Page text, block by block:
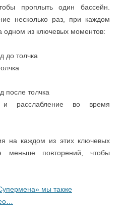
проплыть один бассейн.
несколько раз, при каждом
одном из ключевых моментов:
до толчка
после толчка
и расслабление во время
на каждом из этих ключевых
меньше повторений, чтобы
мы также